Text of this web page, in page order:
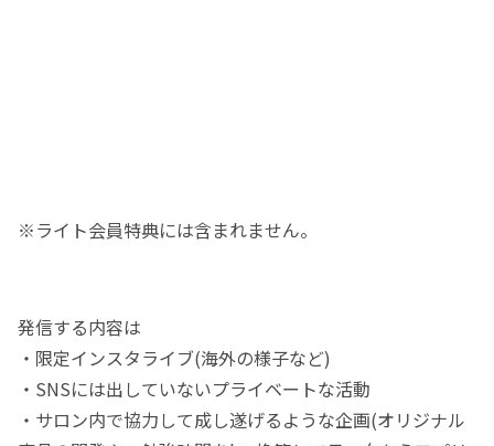
※ライト会員特典には含まれません。
発信する内容は
・限定インスタライブ(海外の様子など)
・SNSには出していないプライベートな活動
・サロン内で協力して成し遂げるような企画(オリジナル